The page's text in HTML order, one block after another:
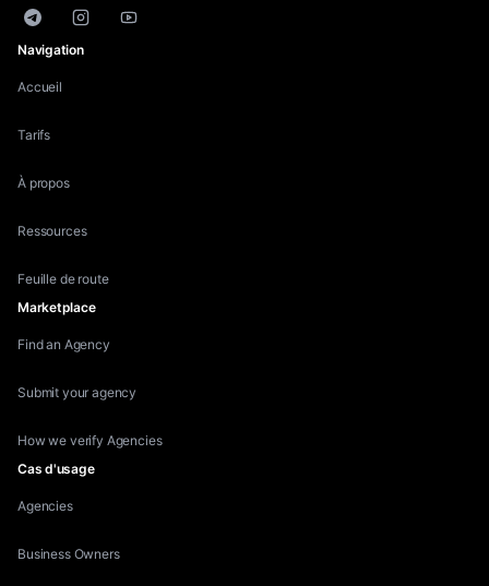
TelegramInstagramYouTube
Navigation
Accueil
Tarifs
À propos
Ressources
Feuille de route
Marketplace
Find an Agency
Submit your agency
How we verify Agencies
Cas d'usage
Agencies
Business Owners